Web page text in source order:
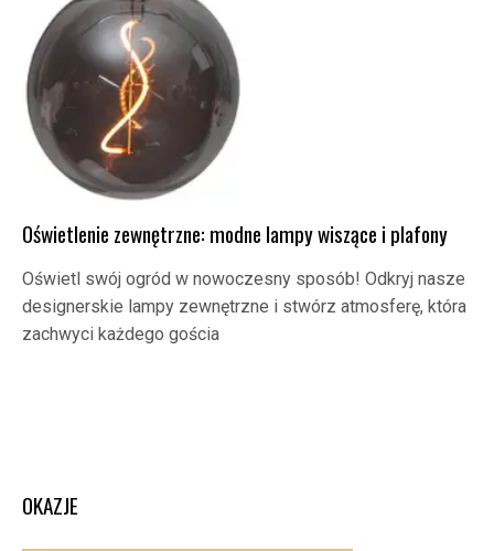
Oświetlenie zewnętrzne: modne lampy wiszące i plafony
Oświetl swój ogród w nowoczesny sposób! Odkryj nasze
designerskie lampy zewnętrzne i stwórz atmosferę, która
zachwyci każdego gościa
OKAZJE